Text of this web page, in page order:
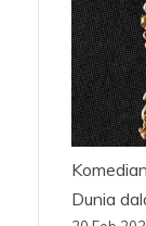
Dunia